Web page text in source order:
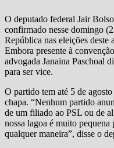
O deputado federal Jair
confirmado nesse domingo
República nas eleições
Embora presente à
advogada Janaina Paschoal
para ser vice.
O partido tem até 5 de
chapa. “Nenhum partido
de um filiado ao PSL ou de
nossa lagoa é muito
qualquer maneira”, disse o